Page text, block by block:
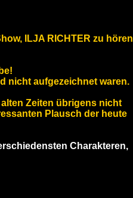
ILJA RICHTER zu hören
nicht aufgezeichnet waren.
Zeiten übrigens nicht
Plausch der heute
Charakteren,